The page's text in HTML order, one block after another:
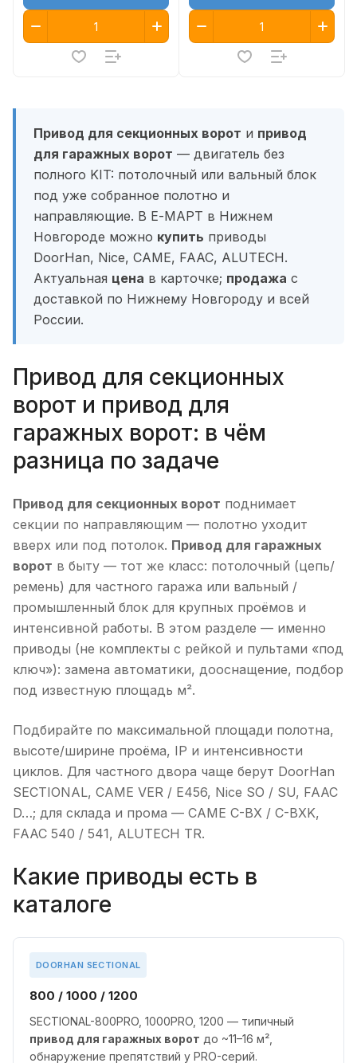
Привод для секционных ворот и привод
для гаражных ворот — двигатель без
полного KIT: потолочный или вальный блок
под уже собранное полотно и
направляющие. В Е-МАРТ в Нижнем
Новгороде можно купить приводы
DoorHan, Nice, CAME, FAAC, ALUTECH.
Актуальная цена в карточке; продажа с
доставкой по Нижнему Новгороду и всей
России.
Привод для секционных
ворот и привод для
гаражных ворот: в чём
разница по задаче
Привод для секционных ворот поднимает
секции по направляющим — полотно уходит
вверх или под потолок. Привод для гаражных
ворот в быту — тот же класс: потолочный (цепь/
ремень) для частного гаража или вальный /
промышленный блок для крупных проёмов и
интенсивной работы. В этом разделе — именно
приводы (не комплекты с рейкой и пультами «под
ключ»): замена автоматики, дооснащение, подбор
под известную площадь м².
Подбирайте по максимальной площади полотна,
высоте/ширине проёма, IP и интенсивности
циклов. Для частного двора чаще берут DoorHan
SECTIONAL, CAME VER / E456, Nice SO / SU, FAAC
D…; для склада и прома — CAME C-BX / C-BXK,
FAAC 540 / 541, ALUTECH TR.
Какие приводы есть в
каталоге
DOORHAN SECTIONAL
800 / 1000 / 1200
SECTIONAL-800PRO, 1000PRO, 1200 — типичный
привод для гаражных ворот до ~11–16 м²,
обнаружение препятствий у PRO-серий.